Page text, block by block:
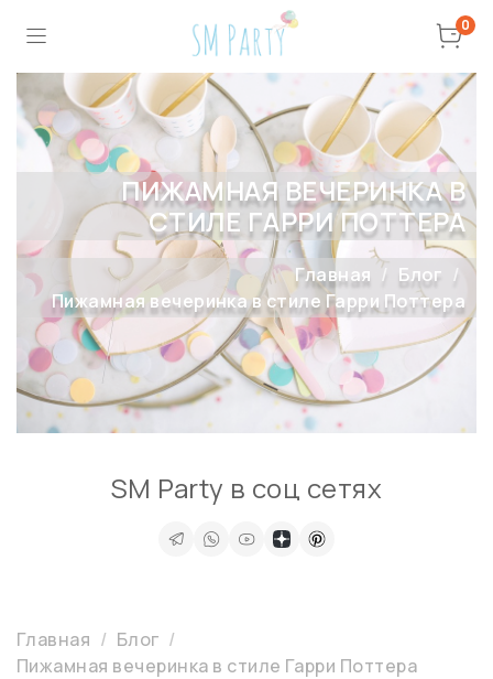
0
ПИЖАМНАЯ ВЕЧЕРИНКА В
СТИЛЕ ГАРРИ ПОТТЕРА
Главная
Блог
Пижамная вечеринка в стиле Гарри Поттера
Главная
Блог
Пижамная вечеринка в стиле Гарри Поттера
SM Party в соц сетях